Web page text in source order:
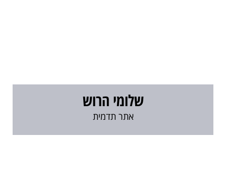
שלומי הרוש
אתר תדמית